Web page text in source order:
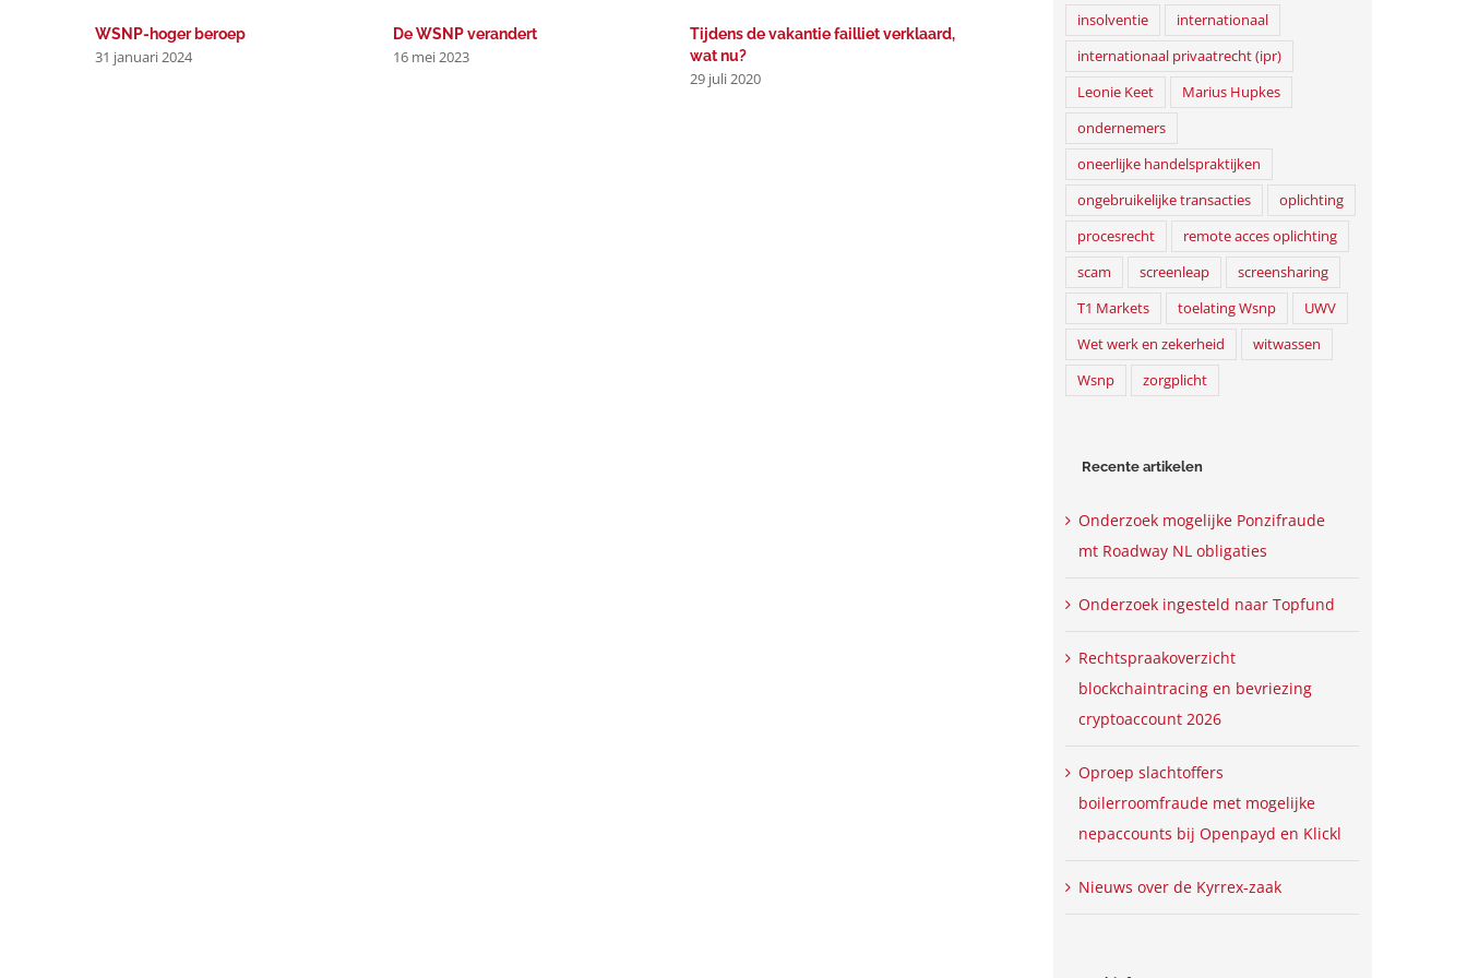
WSNP-hoger beroep
31 januari 2024
De WSNP verandert
16 mei 2023
Tijdens de vakantie failliet verklaard,
wat nu?
29 juli 2020
31 januari 2024
insolventie
internationaal
internationaal privaatrecht (ipr)
Leonie Keet
Marius Hupkes
ondernemers
oneerlijke handelspraktijken
ongebruikelijke transacties
oplichting
procesrecht
remote acces oplichting
scam
screenleap
screensharing
T1 Markets
toelating Wsnp
UWV
Wet werk en zekerheid
witwassen
Wsnp
zorgplicht
Recente artikelen
Onderzoek mogelijke Ponzifraude
mt Roadway NL obligaties
Onderzoek ingesteld naar Topfund
Rechtspraakoverzicht
blockchaintracing en bevriezing
cryptoaccount 2026
Oproep slachtoffers
boilerroomfraude met mogelijke
nepaccounts bij Openpayd en Klickl
Nieuws over de Kyrrex-zaak